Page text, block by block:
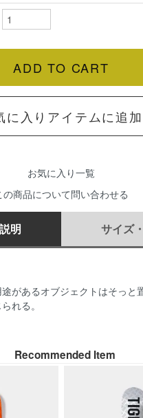
に入りアイテムに追加
お気に入り一覧
の商品について問い合わせる
明 サイズ
があるオブジェクトはそっと
れる。
Recommended Item